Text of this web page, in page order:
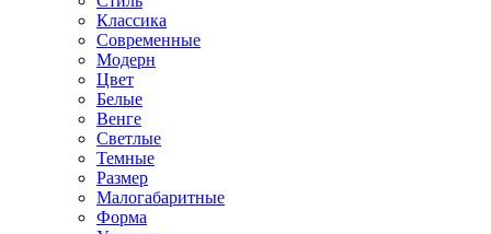
Классика
Современные
Модерн
Цвет
Белые
Венге
Светлые
Темные
Размер
Малогабаритные
Форма